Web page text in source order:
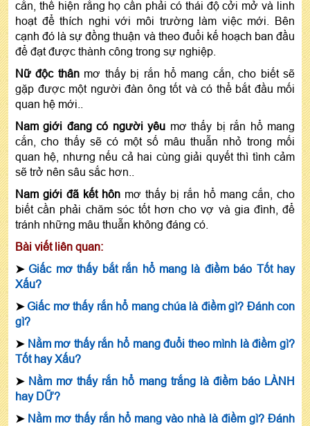
cắn, thể hiện rằng họ cần phải có thái độ cởi mở và linh
hoạt để thích nghi với môi trường làm việc mới. Bên
cạnh đó là sự đồng thuận và theo đuổi kế hoạch ban đầu
để đạt được thành công trong sự nghiệp.
Nữ độc thânmơ thấy bị rắn hổ mang cắn, cho biết sẽ
gặp được một người đàn ông tốt và có thể bắt đầu mối
quan hệ mới..
Nam giới đang có người yêu mơ thấy bị rắn hổ mang
cắn, cho thấy sẽ có một số mâu thuẫn nhỏ trong mối
quan hệ, nhưng nếu cả hai cùng giải quyết thì tình cảm
sẽ trở nên sâu sắc hơn..
Nam giới đã kết hôn mơ thấy bị rắn hổ mang cắn, cho
biết cần phải chăm sóc tốt hơn cho vợ và gia đình, để
tránh những mâu thuẫn không đáng có.
Bài viết liên quan:
➤Giấc mơ thấy bắt rắn hổ mang là điềm báo Tốt hay
Xấu?
➤Giấc mơ thấy rắn hổ mang chúa là điềm gì? Đánh con
gì?
➤ Nằm mơ thấy rắn hổ mang đuổi theo mình là điềm gì?
Tốt hay Xấu?
➤ Nằm mơ thấy rắn hổ mang trắng là điềm báo LÀNH
hay DỮ?
➤ Nằm mơ thấy rắn hổ mang vào nhà là điềm gì? Đánh